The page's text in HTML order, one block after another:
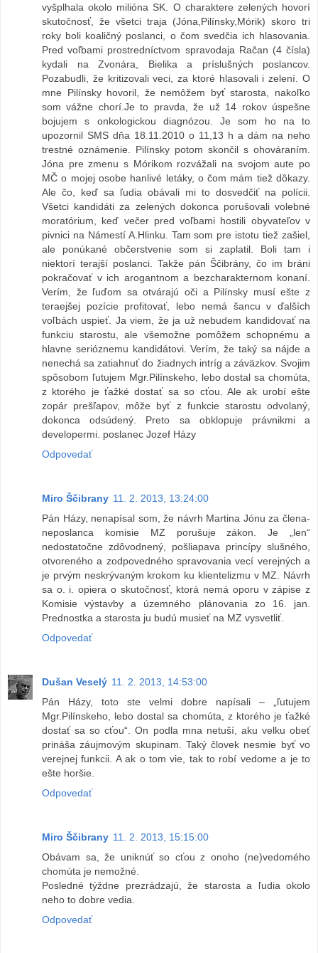
vyšplhala okolo milióna SK. O charaktere zelených hovorí
skutočnosť, že všetci traja (Jóna,Pilínsky,Mórik) skoro tri
roky boli koaličný poslanci, o čom svedčia ich hlasovania.
Pred voľbami prostredníctvom spravodaja Račan (4 čísla)
kydali na Zvonára, Bielika a príslušných poslancov.
Pozabudli, že kritizovali veci, za ktoré hlasovali i zelení. O
mne Pilínsky hovoril, že nemôžem byť starosta, nakoľko
som vážne chorí.Je to pravda, že už 14 rokov úspešne
bojujem s onkologickou diagnózou. Je som ho na to
upozornil SMS dňa 18.11.2010 o 11,13 h a dám na neho
trestné oznámenie. Pilínsky potom skončil s ohováraním.
Jóna pre zmenu s Mórikom rozvážali na svojom aute po
MČ o mojej osobe hanlivé letáky, o čom mám tiež dôkazy.
Ale čo, keď sa ľudia obávali mi to dosvedčiť na polícii.
Všetci kandidáti za zelených dokonca porušovali volebné
moratórium, keď večer pred voľbami hostili obyvateľov v
pivnici na Námestí A.Hlinku. Tam som pre istotu tiež zašiel,
ale ponúkané občerstvenie som si zaplatil. Boli tam i
niektorí terajší poslanci. Takže pán Ščibrány, čo im bráni
pokračovať v ich arogantnom a bezcharakternom konaní.
Verím, že ľuďom sa otvárajú oči a Pilínsky musí ešte z
teraejšej pozície profitovať, lebo nemá šancu v ďalších
voľbách uspieť. Ja viem, že ja už nebudem kandidovať na
funkciu starostu, ale všemožne pomôžem schopnému a
hlavne serióznemu kandidátovi. Verím, že taký sa nájde a
nenechá sa zatiahnuť do žiadnych intríg a záväzkov. Svojim
spôsobom ľutujem Mgr.Pilínskeho, lebo dostal sa chomúta,
z ktorého je ťažké dostať sa so cťou. Ale ak urobí ešte
zopár prešľapov, môže byť z funkcie starostu odvolaný,
dokonca odsúdený. Preto sa obklopuje právnikmi a
developermi. poslanec Jozef Házy
Odpovedať
Miro Ščibrany 11. 2. 2013, 13:24:00
Pán Házy, nenapísal som, že návrh Martina Jónu za člena-
neposlanca komisie MZ porušuje zákon. Je „len“
nedostatočne zdôvodnený, pošliapava princípy slušného,
otvoreného a zodpovedného spravovania vecí verejných a
je prvým neskrývaným krokom ku klientelizmu v MZ. Návrh
sa o. i. opiera o skutočnosť, ktorá nemá oporu v zápise z
Komisie výstavby a územného plánovania zo 16. jan.
Prednostka a starosta ju budú musieť na MZ vysvetliť.
Odpovedať
Dušan Veselý 11. 2. 2013, 14:53:00
Pán Házy, toto ste velmi dobre napísali – „ľutujem
Mgr.Pilínskeho, lebo dostal sa chomúta, z ktorého je ťažké
dostať sa so cťou“. On podla mna netuší, aku velku obeť
prináša záujmovým skupinam. Taký človek nesmie byť vo
verejnej funkcii. A ak o tom vie, tak to robí vedome a je to
ešte horšie.
Odpovedať
Miro Ščibrany 11. 2. 2013, 15:15:00
Obávam sa, že uniknúť so cťou z onoho (ne)vedomého
chomúta je nemožné.
Posledné týždne prezrádzajú, že starosta a ľudia okolo
neho to dobre vedia.
Odpovedať